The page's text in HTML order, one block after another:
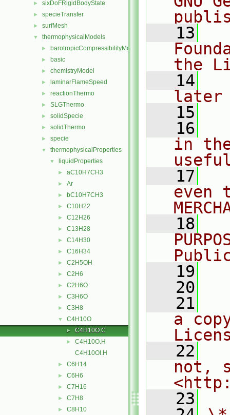
► sixDoFRigidBodyState
► specieTransfer
► surfMesh
▼ thermophysicalModels
► barotropicCompressibilityModel
► basic
► chemistryModel
► laminarFlameSpeed
► reactionThermo
► SLGThermo
► solidSpecie
► solidThermo
► specie
▼ thermophysicalProperties
▼ liquidProperties
► aC10H7CH3
► Ar
► bC10H7CH3
► C10H22
► C12H26
► C13H28
► C14H30
► C16H34
► C2H5OH
► C2H6
► C2H6O
► C3H6O
► C3H8
▼ C4H10O
► C4H10O.C
►
C4H10O.H
C4H10OI.H
► C6H14
► C6H6
► C7H16
► C7H8
► C8H10
   13
the
   14
later
   15
   16
in
   17
even
   18
   19
   20
   21
a
   22
not,
   23